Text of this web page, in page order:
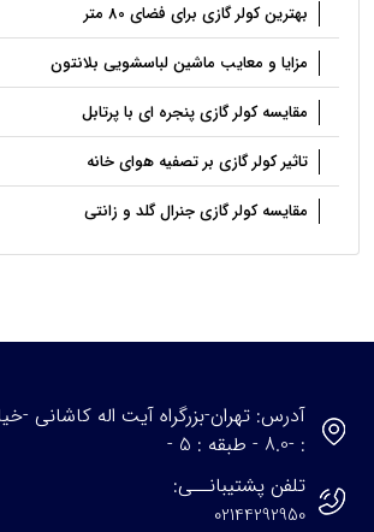
بهترین کولر گازی برای فضای 80 متر
مزایا و معایب ماشین لباسشویی بلانتون
مقایسه کولر گازی پنجره ای با پرتابل
تاثیر کولر گازی بر تصفیه هوای خانه
مقایسه کولر گازی جنرال گلد و زانتی
آدرس: تهران-بزرگراه آیت اله کاشانی -
: -8.0 - طبقه : 5 -
تلفن پشتیبانــی:
02144292950